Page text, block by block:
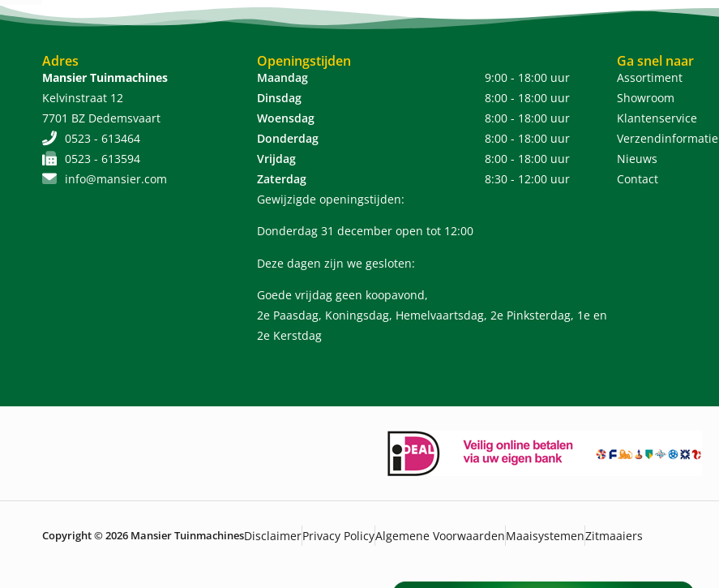
Adres
Mansier Tuinmachines
Kelvinstraat 12
7701 BZ Dedemsvaart
0523 - 613464
0523 - 613594
info@mansier.com
Openingstijden
Maandag
9:00 - 18:00 uur
Dinsdag
8:00 - 18:00 uur
Woensdag
8:00 - 18:00 uur
Donderdag
8:00 - 18:00 uur
Vrijdag
8:00 - 18:00 uur
Zaterdag
8:30 - 12:00 uur
Gewijzigde openingstijden:
Donderdag 31 december open tot 12:00
Deze dagen zijn we gesloten:
Goede vrijdag geen koopavond,
2e Paasdag, Koningsdag, Hemelvaartsdag, 2e Pinksterdag, 1e en
2e Kerstdag
Ga snel naar
Assortiment
Showroom
Klantenservice
Verzendinformatie
Nieuws
Contact
Copyright © 2026 Mansier TuinmachinesDisclaimerPrivacy PolicyAlgemene VoorwaardenMaaisystemenZitmaaiers